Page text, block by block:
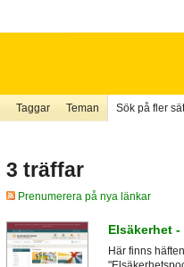
Taggar Teman Sök på fler
3 träffar
Prenumerera på nya länkar
Elsäkerhet
Här finns